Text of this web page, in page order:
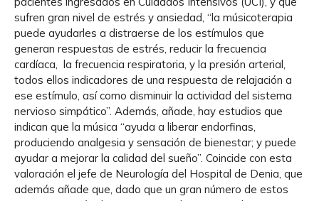
sufren gran nivel de estrés y ansiedad, “la músicoterapia
puede ayudarles a distraerse de los estímulos que
generan respuestas de estrés, reducir la frecuencia
cardíaca, la frecuencia respiratoria, y la presión arterial,
todos ellos indicadores de una respuesta de relajación a
ese estímulo, así como disminuir la actividad del sistema
nervioso simpático”. Además, añade, hay estudios que
indican que la música “ayuda a liberar endorfinas,
produciendo analgesia y sensación de bienestar; y puede
ayudar a mejorar la calidad del sueño”. Coincide con esta
valoración el jefe de Neurología del Hospital de Denia, que
además añade que, dado que un gran número de estos